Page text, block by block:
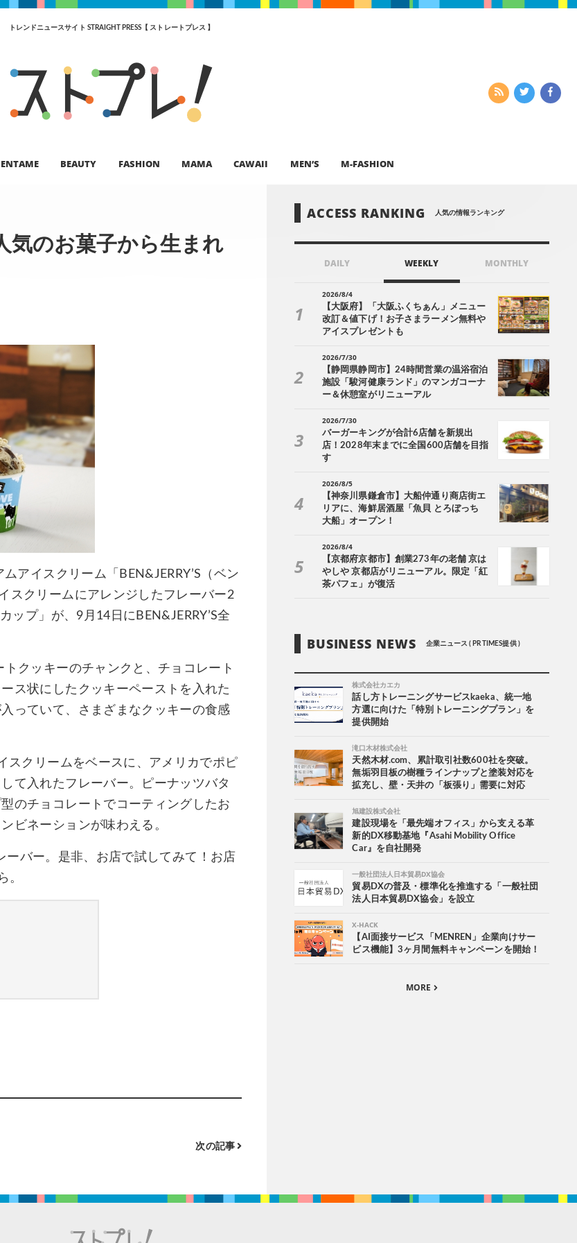
トレンドニュースサイト STRAIGHT PRESS【 ストレートプレス 】
ENTAME BEAUTY FASHION MAMA CAWAII MEN’S M-FASHION
気のお菓子から生まれ
アイスクリーム「BEN&JERRY’S（ベン
スクリームにアレンジしたフレーバー2
プ」が、9月14日にBEN&JERRY’S全
クッキーのチャンクと、チョコレート
ス状にしたクッキーペーストを入れた
っていて、さまざまなクッキーの食感
スクリームをベースに、アメリカでポピ
て入れたフレーバー。ピーナッツバタ
のチョコレートでコーティングしたお
ビネーションが味わえる。
ーバー。是非、お店で試してみて！お店
。
次の記事
ACCESS RANKING 人気の情報ランキング
DAILY WEEKLY MONTHLY
2026/8/4
【大阪府】「大阪ふくちぁん」メニュー
改訂＆値下げ！お子さまラーメン無料や
アイスプレゼントも
2026/7/30
【静岡県静岡市】24時間営業の温浴宿泊
施設「駿河健康ランド」のマンガコーナ
ー＆休憩室がリニューアル
2026/7/30
バーガーキングが合計6店舗を新規出
店！2028年末までに全国600店舗を目指
す
2026/8/5
【神奈川県鎌倉市】大船仲通り商店街エ
リアに、海鮮居酒屋「魚貝 とろぼっち
大船」オープン！
2026/8/4
【京都府京都市】創業273年の老舗 京は
やしや 京都店がリニューアル。限定「紅
茶パフェ」が復活
BUSINESS NEWS 企業ニュース ( PR TIMES提供 )
株式会社カエカ
話し方トレーニングサービスkaeka、統一地
方選に向けた「特別トレーニングプラン」を
提供開始
滝口木材株式会社
天然木材.com、累計取引社数600社を突破。
無垢羽目板の樹種ラインナップと塗装対応を
拡充し、壁・天井の「板張り」需要に対応
旭建設株式会社
建設現場を「最先端オフィス」から支える革
新的DX移動基地『Asahi Mobility Office
Car』を自社開発
一般社団法人日本貿易DX協会
貿易DXの普及・標準化を推進する「一般社団
法人日本貿易DX協会」を設立
X-HACK
【AI面接サービス「MENREN」企業向けサー
ビス機能】3ヶ月間無料キャンペーンを開始！
MORE